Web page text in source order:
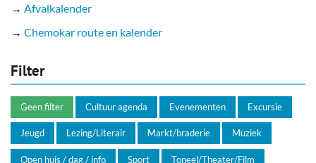
→ Afvalkalender
→ Chemokar route en kalender
Filter
Geen filter Cultuur agenda Evenementen Excursie
Jeugd Lezing/Literair Markt/braderie Muziek
Open huis / dag / info Sport Toneel/Theater/Film